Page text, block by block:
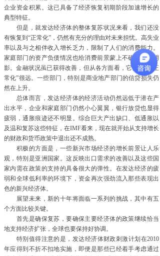
企业资金积累。这已具备了经济恢复初期阶段加速增长的
典型特征。
但是，就发达经济体的整体复苏状况来看，我们还没
有恢复到“正常化”，仍然有充分的理由对未来担忧。高失业
率以及与之相伴收入增长乏力，限制了人们的消费能力。
家庭部门的资产负债情况也给消费前景蒙上不确定性的阴
影。金融状况虽已获得改善，但从各方面看，它仍然离“正
常化”很远。一些部门，特别是商业地产部门的信贷损失仍
然在上升。
总体而言，发达经济体的经济活动仍然远低于潜在产
出水平，企业和家庭部门仍然小心翼翼，银行放贷也显得
疲弱，通胀痕迹还不明显。综合巨大产出缺口、低通胀以
及温和复苏这些特征，在IMF看来，现在就开始从支持增长
的财政和货币政策中退出还不成熟。
积极的方面是，一些新兴市场经济的增长前景让人乐
观，特别是亚洲国家。这反映出口需求的改善以及这些国
家内需在政策的支持的具备很大的弹性。在发达经济的疲
弱和全球低利率的环境下，资金再次强劲流入那些表现出
色的新兴经济体。
展望未来，新的十年将面临一系列的挑战，其中有五
个方面比较关键。
首先是确保复苏，要确保主要经济体的政策继续恰当
地支持经济扩张，全球也要保持好协调。
特别值得注意的是，发达经济体财政刺激计划在2010
年应得到不折不扣地实施，即便是那些已经着手考虑通过